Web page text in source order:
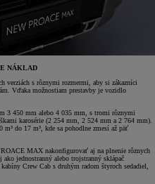
NÁKLAD
s rôznymi rozmermi, aby si zákazníci
Vďaka možnostiam prestavby je vozidlo
3 450 mm alebo 4 035 mm, s tromi rôznymi
karosérie (2 254 mm, 2 524 mm a 2 764 mm).
do 17 m³, kde sa pohodlne zmesí až päť
MAX nakonfigurovať aj na plnenie rôznych
jednostranný alebo trojstranný sklápač
Crew Cab s druhým radom štyroch sedadiel,